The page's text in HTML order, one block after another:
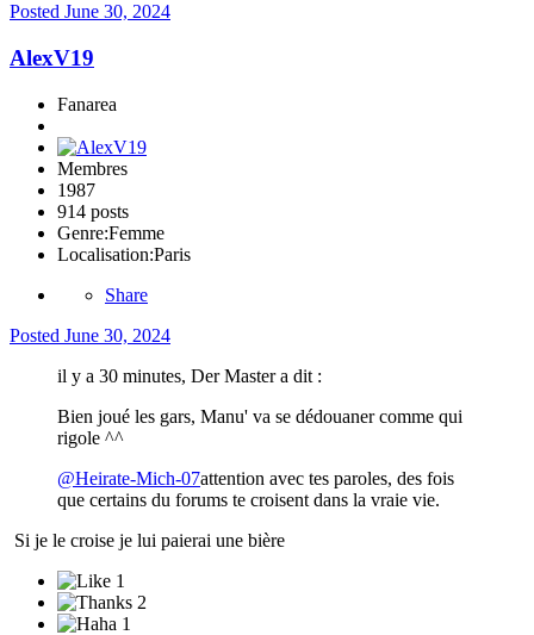
Posted June 30, 2024
AlexV19
Fanarea
Membres
1987
914 posts
Genre:Femme
Localisation:Paris
Share
Posted June 30, 2024
il y a 30 minutes, Der Master a dit :
Bien joué les gars, Manu' va se dédouaner comme qui
rigole ^^
@Heirate-Mich-07attention avec tes paroles, des fois
que certains du forums te croisent dans la vraie vie.
Si je le croise je lui paierai une bière
1
2
1